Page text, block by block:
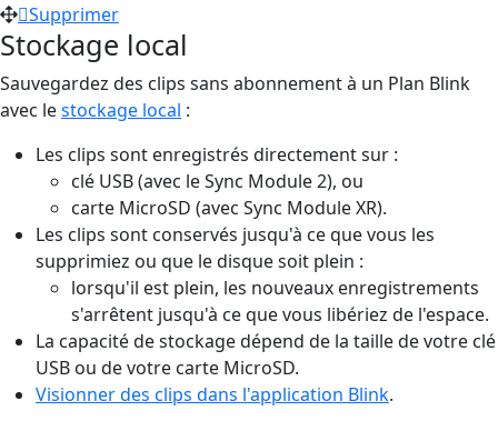
Supprimer
Stockage local
Sauvegardez des clips sans abonnement à un Plan Blink
avec lestockage local :
Les clips sont enregistrés directement sur :
clé USB (avec le Sync Module 2), ou
carte MicroSD (avec Sync Module XR).
Les clips sont conservés jusqu'à ce que vous les
supprimiez ou que le disque soit plein :
lorsqu'il est plein, les nouveaux enregistrements
s'arrêtent jusqu'à ce que vous libériez de l'espace.
La capacité de stockage dépend de la taille de votre clé
USB ou de votre carte MicroSD.
Visionner des clips dans l'application Blink.